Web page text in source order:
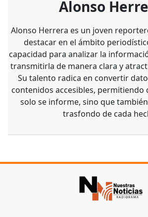
Alonso
Alonso Herrera es un joven
destacar en el ámbito
capacidad para analizar la
transmitirla de manera clara y
Su talento radica en convertir
contenidos accesibles, permitiendo
solo se informe, sino que
trasfondo de cada